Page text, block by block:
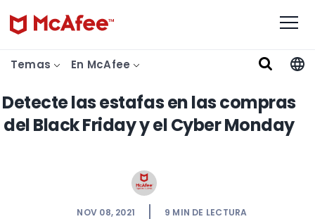
Temas En McAfee
Detecte las estafas en las compras
del Black Friday y el Cyber Monday
NOV 08, 2021 9 MIN DE LECTURA